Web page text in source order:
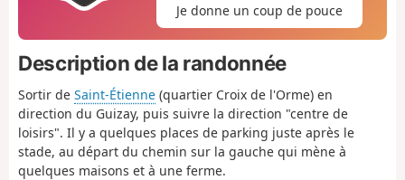
Je donne un coup de pouce
Description de la randonnée
Sortir de Saint-Étienne (quartier Croix de l'Orme) en
direction du Guizay, puis suivre la direction "centre de
loisirs". Il y a quelques places de parking juste après le
stade, au départ du chemin sur la gauche qui mène à
quelques maisons et à une ferme.